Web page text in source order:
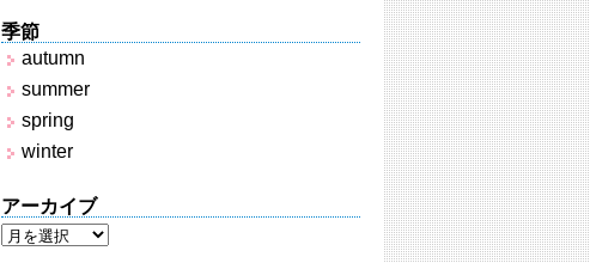
季節
autumn
summer
spring
winter
アーカイブ